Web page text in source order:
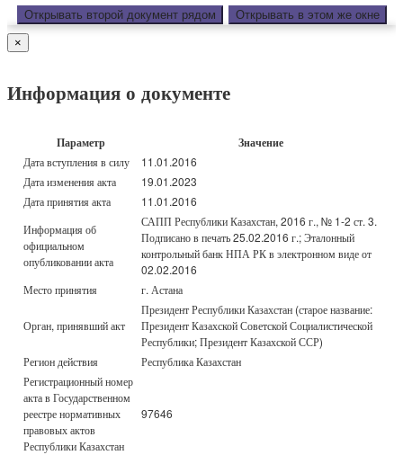
Открывать второй документ рядом Открывать в этом же окне
×
Информация о документе
Параметр Значение
Дата вступления в силу
11.01.2016
Дата изменения акта
19.01.2023
Дата принятия акта
11.01.2016
Информация об
официальном
опубликовании акта
САПП Республики Казахстан, 2016 г., № 1-2 ст. 3.
Подписано в печать 25.02.2016 г.; Эталонный
контрольный банк НПА РК в электронном виде от
02.02.2016
Место принятия
г. Астана
Орган, принявший акт
Президент Республики Казахстан (старое название:
Президент Казахской Советской Социалистической
Республики; Президент Казахской ССР)
Регион действия
Республика Казахстан
Регистрационный номер
акта в Государственном
реестре нормативных
правовых актов
Республики Казахстан
97646